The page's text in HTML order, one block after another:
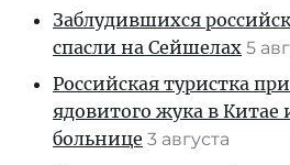
Заблудившихся
спасли на Сейшелах 5
Российская туристка
ядовитого жука в Китае
больнице 3 августа